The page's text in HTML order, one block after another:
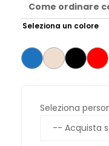
Come ordinare
Seleziona un colore
Seleziona